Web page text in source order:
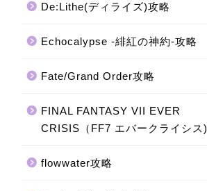
De:Lithe(ディライズ)攻略
Echocalypse -緋紅の神約-攻略
Fate/Grand Order攻略
FINAL FANTASY VII EVER
CRISIS（FF7 エバークライシス)
flowwater攻略